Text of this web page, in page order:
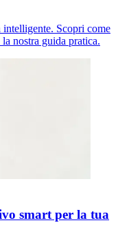
Scopri come
nostra guida pratica.
smart per la tua